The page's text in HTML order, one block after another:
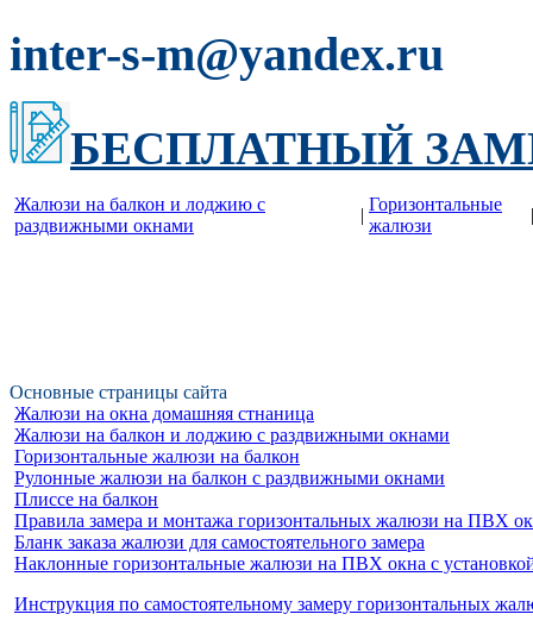
inter-s-m@yandex.ru
БЕСПЛАТНЫЙ
Жалюзи на балкон и лоджию c
раздвижными окнами
|
Горизонтальные
жалюзи
|
Основные страницы сайта
Жалюзи на окна домашняя стнаница
Жалюзи на балкон и лоджию c раздвижными окнами
Горизонтальные жалюзи на балкон
Рулонные жалюзи на балкон с раздвижными окнами
Плиссе на балкон
Правила замера и монтажа горизонтальных жалюзи на ПВХ
Бланк заказа жалюзи для самостоятельного замера
Наклонные горизонтальные жалюзи на ПВХ окна с
Инструкция по самостоятельному замеру горизонтальных